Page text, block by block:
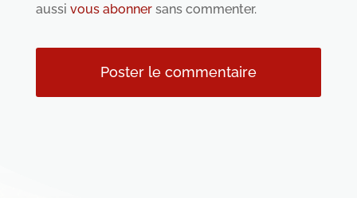
aussi vous abonnersans commenter.